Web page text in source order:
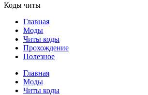
Коды читы
Главная
Моды
Читы коды
Прохождение
Полезное
Главная
Моды
Читы коды